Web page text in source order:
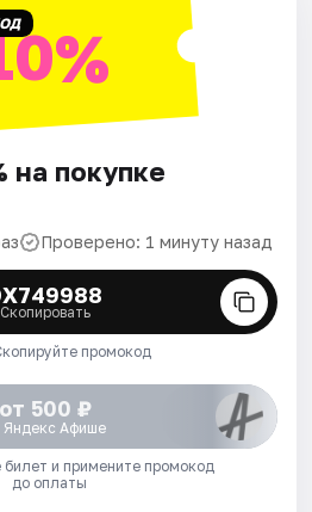
на покупке
Проверено: 1 минуту назад
Скопировать
промокод
от 500 ₽
Яндекс Афише
билет и примените промокод
до оплаты